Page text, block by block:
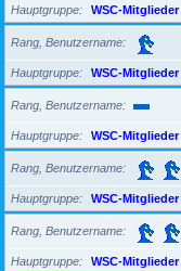
Hauptgruppe WSC-Mitglieder
Rang, Benutzername
Hauptgruppe WSC-Mitglieder
Rang, Benutzername
Hauptgruppe WSC-Mitglieder
Rang, Benutzername
Hauptgruppe WSC-Mitglieder
Rang, Benutzername
Hauptgruppe WSC-Mitglieder